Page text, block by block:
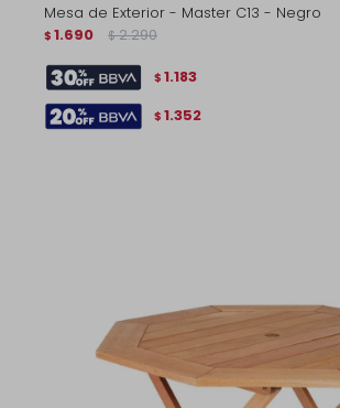
Mesa de Exterior - Master C13 - Negro
$ 1.690 $ 2.290
$ 1.183
$ 1.352